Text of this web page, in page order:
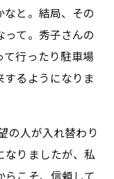
と。結局、その
て。秀子さんの
行ったり駐車場
るようになりま
の人が入れ替わり
なりましたが、私
らこそ、信頼して